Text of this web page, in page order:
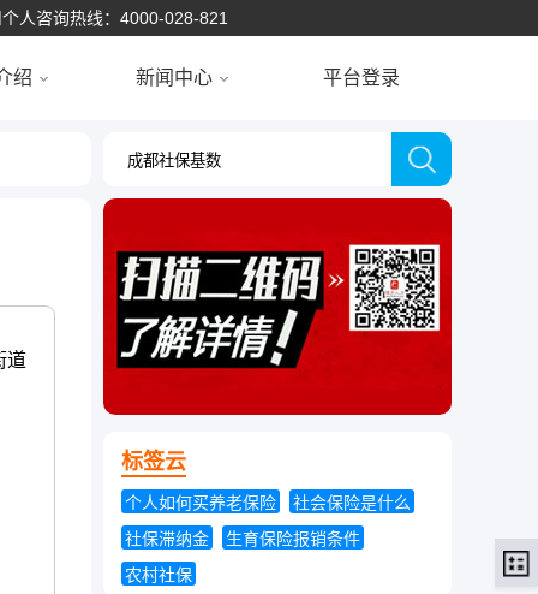
人咨询热线：4000-028-821
绍 新闻中心 平台登录
道
标签云
个人如何买养老保险
社会保险是什么
社保滞纳金
生育保险报销条件
农村社保